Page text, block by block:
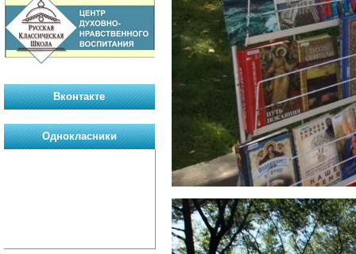
Вконтакте
Однокласники